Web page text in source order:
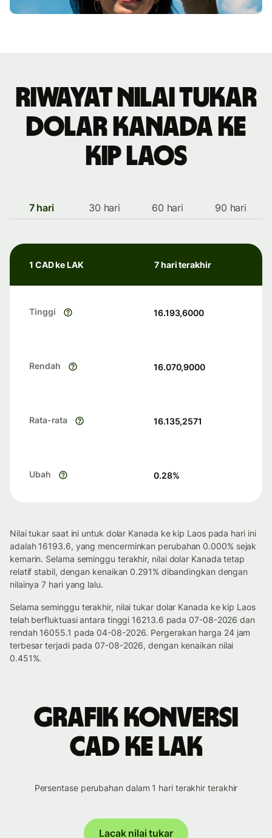
Riwayat nilai tukar
dolar Kanada ke
kip Laos
7 hari 30 hari 60 hari 90 hari
1 CAD ke LAK 7 hari terakhir
Tinggi 16.193,6000
Rendah 16.070,9000
Rata-rata 16.135,2571
Ubah 0.28%
Nilai tukar saat ini untuk dolar Kanada ke kip Laos pada hari ini
adalah 16193.6, yang mencerminkan perubahan 0.000% sejak
kemarin. Selama seminggu terakhir, nilai dolar Kanada tetap
relatif stabil, dengan kenaikan 0.291% dibandingkan dengan
nilainya 7 hari yang lalu.
Selama seminggu terakhir, nilai tukar dolar Kanada ke kip Laos
telah berfluktuasi antara tinggi 16213.6 pada 07-08-2026 dan
rendah 16055.1 pada 04-08-2026. Pergerakan harga 24 jam
terbesar terjadi pada 07-08-2026, dengan kenaikan nilai
0.451%.
Grafik konversi
CAD ke LAK
Persentase perubahan dalam 1 hari terakhir terakhir
Lacak nilai tukar